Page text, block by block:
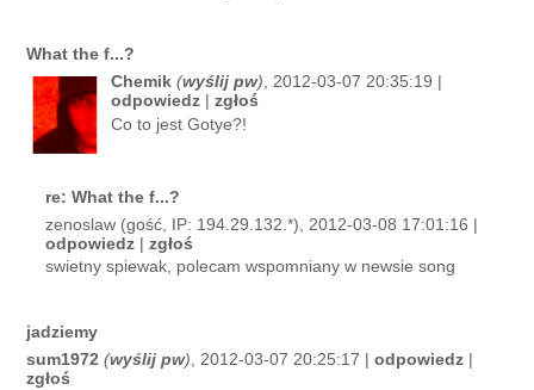
What the f...?
Chemik (wyślij pw) , 2012-03-07 20:35:19 |
odpowiedz| zgłoś
Co to jest Gotye?!
re: What the f...?
zenoslaw (gość, IP: 194.29.132.*), 2012-03-08 17:01:16 |
odpowiedz |zgłoś
swietny spiewak, polecam wspomniany w newsie song
jadziemy
sum1972 (wyślij pw) , 2012-03-07 20:25:17 |odpowiedz |
zgłoś